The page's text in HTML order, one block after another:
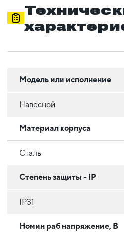
Модель или исполнение
Навесной
Материал корпуса
Сталь
Степень защиты - IP
IP31
Номин раб напряжение, В